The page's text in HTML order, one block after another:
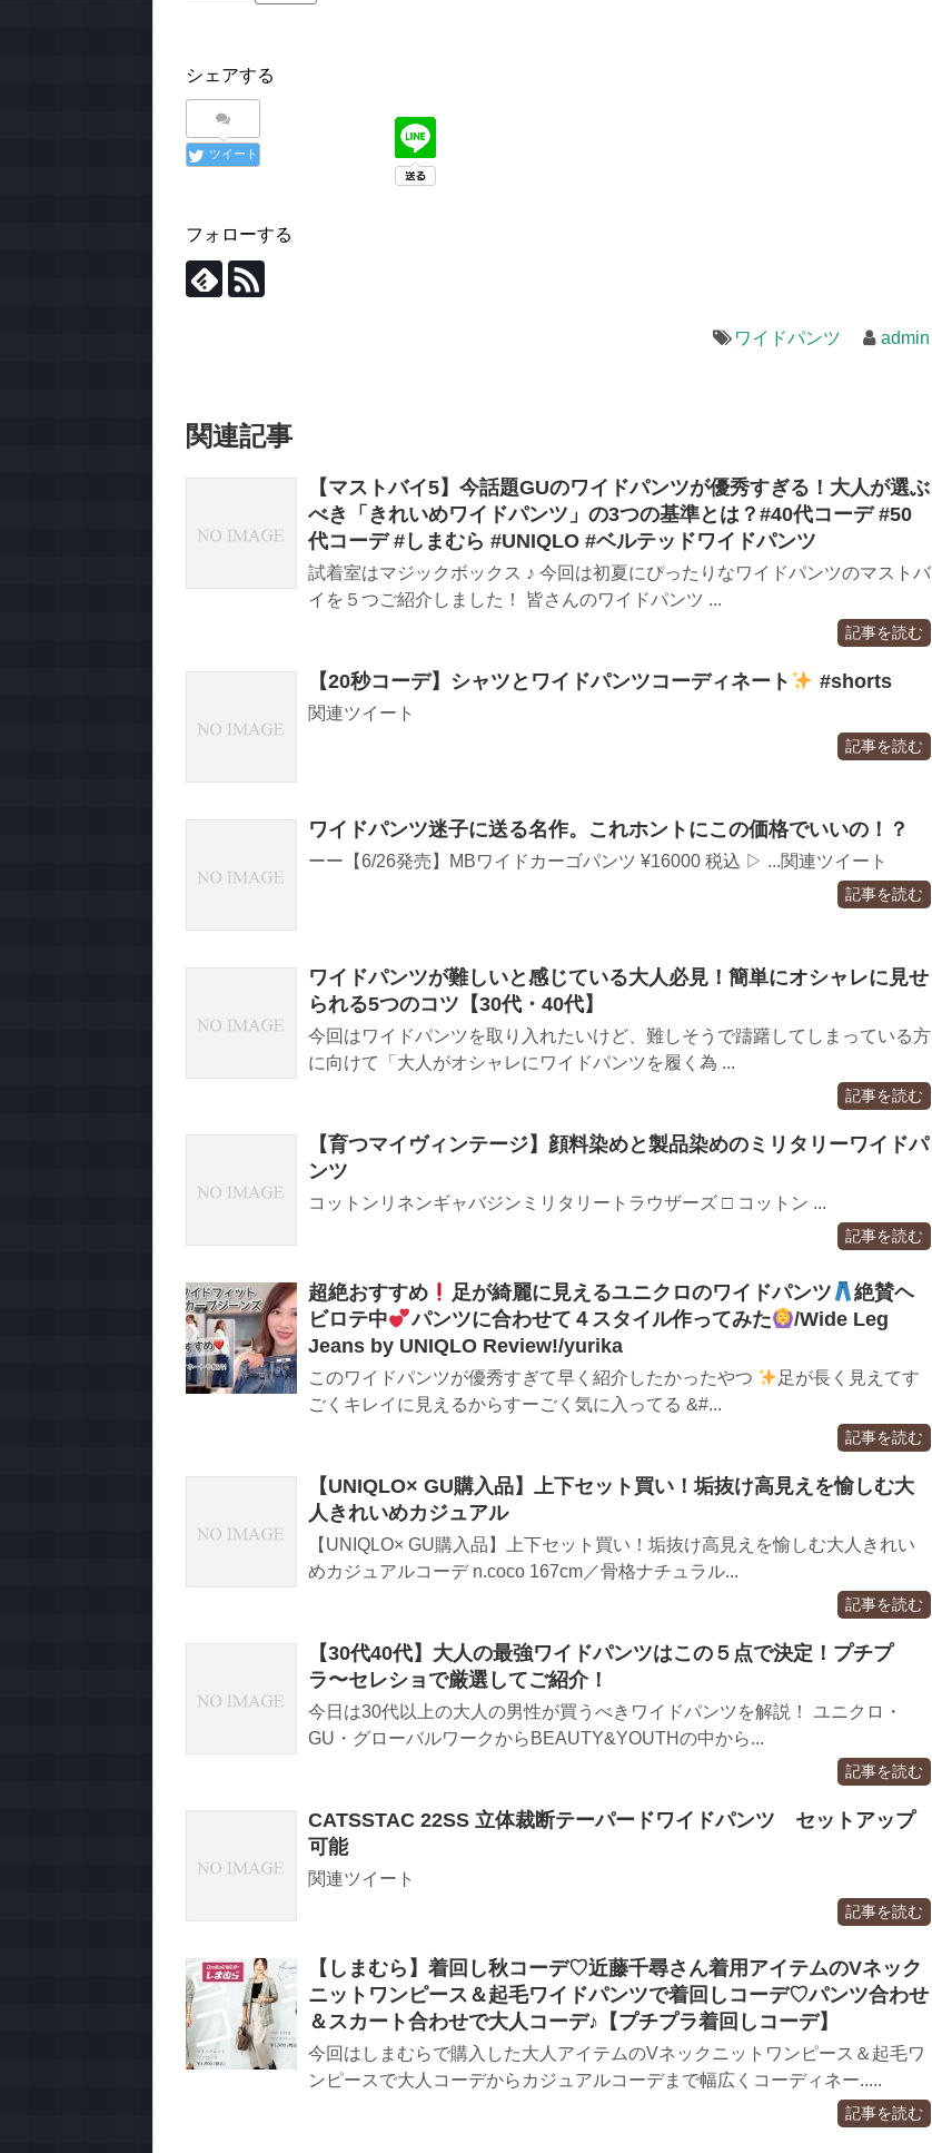
シェアする
ツイート
フォローする
ワイドパンツ admin
関連記事
【マストバイ5】今話題GUのワイドパンツが優秀すぎる！大人が選ぶ
べき「きれいめワイドパンツ」の3つの基準とは？#40代コーデ #50
代コーデ #しまむら #UNIQLO #ベルテッドワイドパンツ
試着室はマジックボックス ♪ 今回は初夏にぴったりなワイドパンツのマストバ
イを５つご紹介しました！ 皆さんのワイドパンツ ...
記事を読む
【20秒コーデ】シャツとワイドパンツコーディネート #shorts
関連ツイート
記事を読む
ワイドパンツ迷子に送る名作。これホントにこの価格でいいの！？
ーー【6/26発売】MBワイドカーゴパンツ ¥16000 税込 ▷ ...関連ツイート
記事を読む
ワイドパンツが難しいと感じている大人必見！簡単にオシャレに見せ
られる5つのコツ【30代・40代】
今回はワイドパンツを取り入れたいけど、難しそうで躊躇してしまっている方
に向けて「大人がオシャレにワイドパンツを履く為 ...
記事を読む
【育つマイヴィンテージ】顔料染めと製品染めのミリタリーワイドパ
ンツ
コットンリネンギャバジンミリタリートラウザーズ □ コットン ...
記事を読む
超絶おすすめ 足が綺麗に見えるユニクロのワイドパンツ
絶賛ヘ
ビロテ中
パンツに合わせて４スタイル作ってみた
/Wide Leg
Jeans by UNIQLO Review!/yurika
このワイドパンツが優秀すぎて早く紹介したかったやつ
足が長く見えてす
ごくキレイに見えるからすーごく気に入ってる &#...
記事を読む
【UNIQLO× GU購入品】上下セット買い！垢抜け高見えを愉しむ大
人きれいめカジュアル
【UNIQLO× GU購入品】上下セット買い！垢抜け高見えを愉しむ大人きれい
めカジュアルコーデ n.coco 167cm／骨格ナチュラル...
記事を読む
【30代40代】大人の最強ワイドパンツはこの５点で決定！プチプ
ラ〜セレショで厳選してご紹介！
今日は30代以上の大人の男性が買うべきワイドパンツを解説！ ユニクロ・
GU・グローバルワークからBEAUTY&YOUTHの中から...
記事を読む
CATSSTAC 22SS 立体裁断テーパードワイドパンツ セットアップ
可能
関連ツイート
記事を読む
【しまむら】着回し秋コーデ♡近藤千尋さん着用アイテムのVネック
ニットワンピース＆起毛ワイドパンツで着回しコーデ♡パンツ合わせ
＆スカート合わせで大人コーデ♪【プチプラ着回しコーデ】
今回はしまむらで購入した大人アイテムのVネックニットワンピース＆起毛ワ
ンピースで大人コーデからカジュアルコーデまで幅広くコーディネー.....
記事を読む